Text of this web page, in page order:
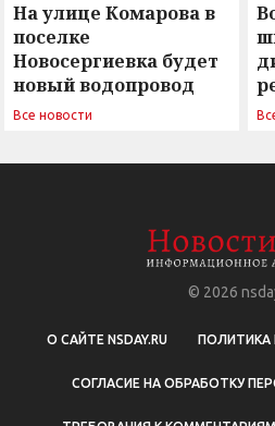
На улице Комарова в
поселке
Новосергиевка будет
новый водопровод
Все новости
© 2026
О САЙТЕ NSDAY.RU
СОГЛАСИЕ НА ОБРАБОТКУ